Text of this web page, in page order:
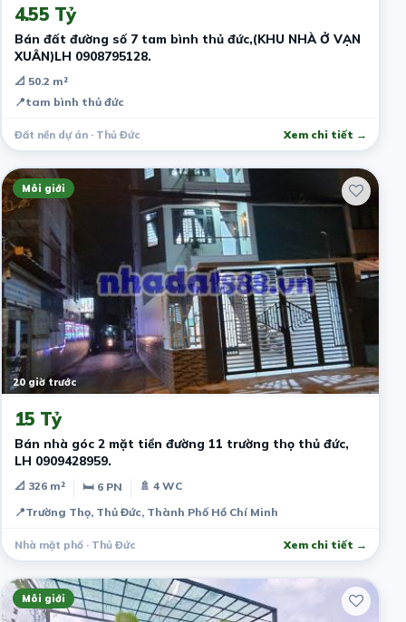
4.55 Tỷ
Bán đất đường số 7 tam bình thủ đức,(KHU NHÀ Ở VẠN
XUÂN)LH 0908795128.
📐 50.2 m²
📍tam bình thủ đức
Đất nền dự án · Thủ Đức Xem chi tiết →
Môi giới
20 giờ trước
15 Tỷ
Bán nhà góc 2 mặt tiền đường 11 trường thọ thủ đức,
LH 0909428959.
📐 326 m² 🛏 6 PN
🚿 4 WC
📍Trường Thọ, Thủ Đức, Thành Phố Hồ Chí Minh
Nhà mặt phố · Thủ Đức Xem chi tiết →
Môi giới